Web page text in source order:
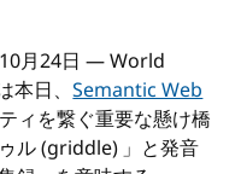
月24日 — World
本日、Semantic Web
ィを繋ぐ重要な懸け橋
ル (griddle) 」と発音